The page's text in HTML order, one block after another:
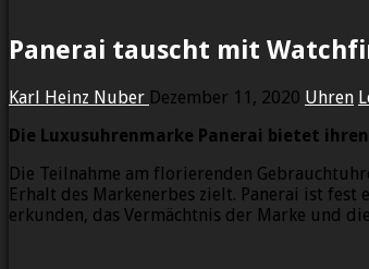
Panerai tauscht mit
Karl Heinz Nuber Dezember 11, 2020 Uhren
Die Luxusuhrenmarke Panerai bietet
Die Teilnahme am florierenden
Erhalt des Markenerbes zielt. Panerai ist
erkunden, das Vermächtnis der Marke und